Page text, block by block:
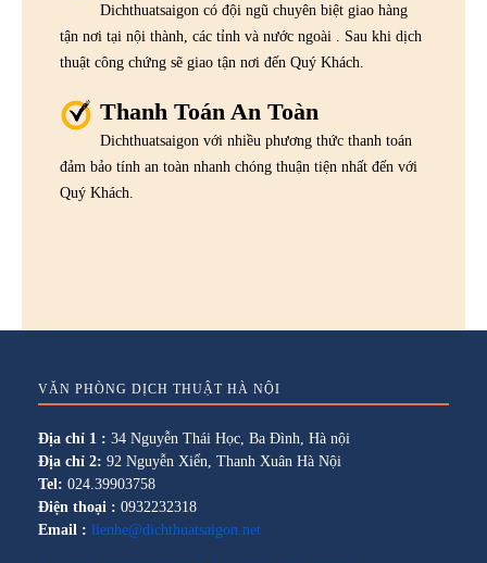
Dichthuatsaigon có đội ngũ chuyên biệt giao hàng
tận nơi tại nội thành, các tỉnh và nước ngoài . Sau khi dịch
thuật công chứng sẽ giao tận nơi đến Quý Khách.
Thanh Toán An Toàn
Dichthuatsaigon với nhiều phương thức thanh toán
đảm bảo tính an toàn nhanh chóng thuận tiện nhất đến với
Quý Khách.
VĂN PHÒNG DỊCH THUẬT HÀ NỘI
Địa chỉ 1 : 34 Nguyễn Thái Học, Ba Đình, Hà nội
Địa chỉ 2: 92 Nguyễn Xiển, Thanh Xuân Hà Nội
Tel: 024.39903758
Điện thoại : 0932232318
Email : lienhe@dichthuatsaigon.net